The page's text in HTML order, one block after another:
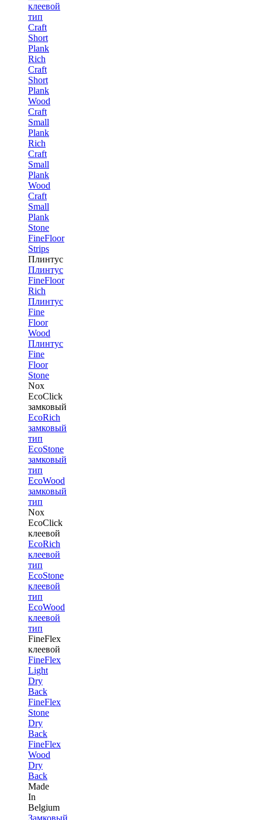
клеевой
тип
Craft
Short
Plank
Rich
Craft
Short
Plank
Wood
Craft
Small
Plank
Rich
Craft
Small
Plank
Wood
Craft
Small
Plank
Stone
FineFloor
Strips
Плинтус
Плинтус
FineFloor
Rich
Плинтус
Fine
Floor
Wood
Плинтус
Fine
Floor
Stone
Nox
EcoClick
замковый
EcoRich
замковый
тип
EcoStone
замковый
тип
EcoWood
замковый
тип
Nox
EcoClick
клеевой
EcoRich
клеевой
тип
EcoStone
клеевой
тип
EcoWood
клеевой
тип
FineFlex
клеевой
FineFlex
Light
Dry
Back
FineFlex
Stone
Dry
Back
FineFlex
Wood
Dry
Back
Made
In
Belgium
Замковый